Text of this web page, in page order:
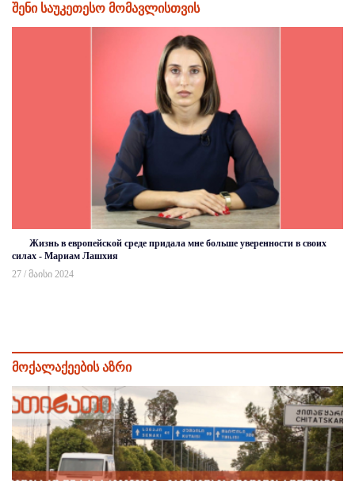
შენი საუკეთესო მომავლისთვის
Жизнь в европейской среде придала мне больше уверенности в своих
силах - Мариам Лашхия
27 / მაისი 2024
მოქალაქეების აზრი